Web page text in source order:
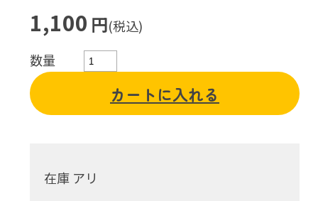
1,100 円(税込)
数量
カートに入れる
在庫 アリ